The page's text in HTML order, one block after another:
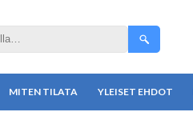
MITEN TILATA YLEISET EHDOT